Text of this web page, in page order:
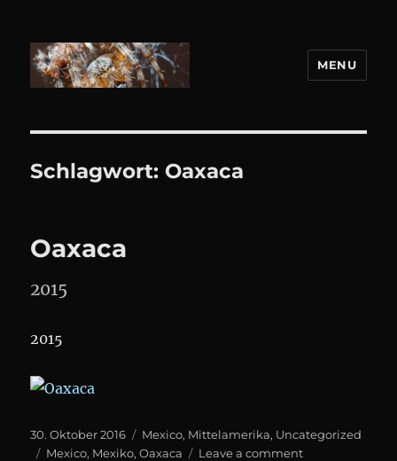
MENU
Schlagwort: Oaxaca
Oaxaca
2015
2015
Posted
on
30. Oktober 2016 Categories
Mexico, Mittelamerika, Uncategorized
Tags
Mexico, Mexiko,Oaxaca Leave a commenton